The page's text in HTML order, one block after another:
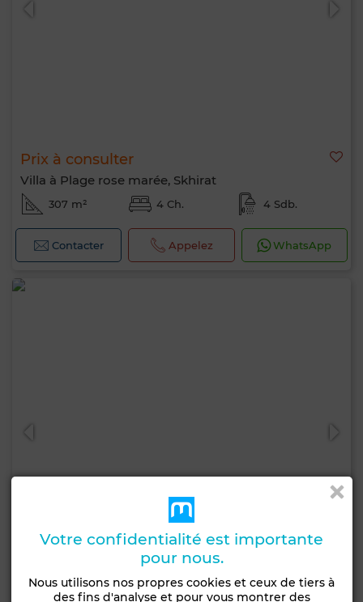
Prix à consulter
Villa à Plage rose marée, Skhirat
307 m² 4 Ch. 4 Sdb.
Contacter Appelez WhatsApp
25 000 DH
Votre confidentialité est importante
pour nous.
Nous utilisons nos propres cookies et ceux de tiers à
des fins d'analyse et pour vous montrer des